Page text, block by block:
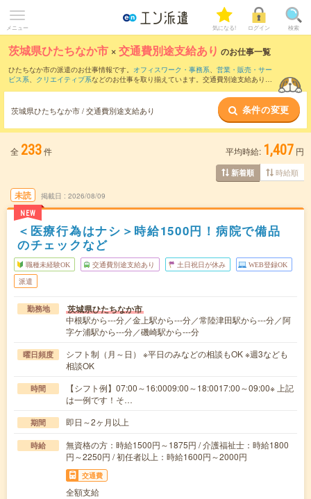
メニュー 気になる! ログイン 検索
茨城県ひたちなか市 ×交通費別途支給あり のお仕事一覧
ひたちなか市の派遣のお仕事情報です。 オフィスワーク・事務系、 営業・販売・サー
ビス系、 クリエイティブ系などのお仕事を取り揃えています。交通費別途支給ありの
茨城県ひたちなか市 / 交通費別途支給あり 条件の変更
全 233件 平均時給: 1,407 円
新着順 時給順
未読
NEW
掲載日 2026/08/09
＜医療行為はナシ＞時給1500円！病院で備品
のチェックなど
職種未経験OK 交通費別途支給あり 土日祝日が休み WEB登録OK
派遣
勤務地 茨城県ひたちなか市
中根駅から---分／金上駅から---分／常陸津田駅から---分／阿
字ケ浦駅から---分／磯崎駅から---分
曜日頻度
シフト制（月～日） ※平日のみなどの相談もOK ※週3なども
相談OK
時間
【シフト例】07:00～16:0009:00～18:0017:00～09:00※ 上記
は一例です！そ…
期間 即日～2ヶ月以上
時給
無資格の方：時給1500円～1875円 / 介護福祉士：時給1800
円～2250円 / 初任者以上：時給1600円～2000円
交通費
全額支給